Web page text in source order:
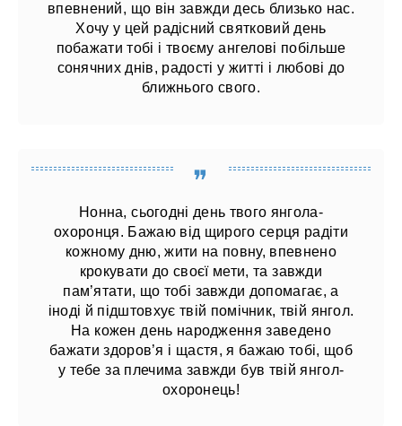
впевнений, що він завжди десь близько нас.
Хочу у цей радісний святковий день
побажати тобі і твоєму ангелові побільше
сонячних днів, радості у житті і любові до
ближнього свого.
Нонна, сьогодні день твого янгола-
охоронця. Бажаю від щирого серця радіти
кожному дню, жити на повну, впевнено
крокувати до своєї мети, та завжди
пам’ятати, що тобі завжди допомагає, а
іноді й підштовхує твій помічник, твій янгол.
На кожен день народження заведено
бажати здоров’я і щастя, я бажаю тобі, щоб
у тебе за плечима завжди був твій янгол-
охоронець!